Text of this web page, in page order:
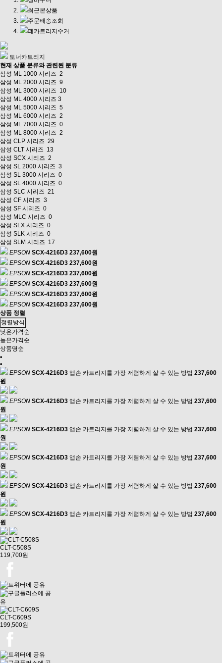
최근본상품
주문배송조회
폐카트리지수거
토너카트리지
현재 상품 분류와 관련된 분류
삼성 ML 1000 시리즈 2
삼성 ML 2000 시리즈 9
삼성 ML 3000 시리즈 10
삼성 ML 4000 시리즈 3
삼성 ML 5000 시리즈 5
삼성 ML 6000 시리즈 2
삼성 ML 7000 시리즈 0
삼성 ML 8000 시리즈 2
삼성 CLP 시리즈 29
삼성 CLT 시리즈 13
삼성 SCX 시리즈 2
삼성 SL 2000 시리즈 3
삼성 SL 3000 시리즈 0
삼성 SL 4000 시리즈 0
삼성 SLC 시리즈 21
삼성 CF 시리즈 3
삼성 SF 시리즈 0
삼성 MLC 시리즈 0
삼성 SLX 시리즈 0
삼성 SLK 시리즈 0
삼성 SLM 시리즈 17
EPSON SCX-4216D3 237,600원
EPSON SCX-4216D3 237,600원
EPSON SCX-4216D3 237,600원
EPSON SCX-4216D3 237,600원
EPSON SCX-4216D3 237,600원
EPSON SCX-4216D3 237,600원
상품 정렬
정렬방식
낮은가격순
높은가격순
상품명순
EPSON SCX-4216D3 앱손 카트리지를 가장 저렴하게 살 수 있는 방법 237,600
원
EPSON SCX-4216D3 앱손 카트리지를 가장 저렴하게 살 수 있는 방법 237,600
원
EPSON SCX-4216D3 앱손 카트리지를 가장 저렴하게 살 수 있는 방법 237,600
원
EPSON SCX-4216D3 앱손 카트리지를 가장 저렴하게 살 수 있는 방법 237,600
원
EPSON SCX-4216D3 앱손 카트리지를 가장 저렴하게 살 수 있는 방법 237,600
원
EPSON SCX-4216D3 앱손 카트리지를 가장 저렴하게 살 수 있는 방법 237,600
원
CLT-C508S
119,700원
CLT-C609S
199,500원